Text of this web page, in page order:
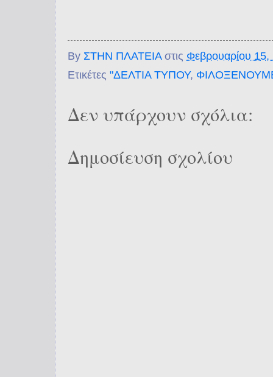
By ΣΤΗΝ ΠΛΑΤΕΙΑ στις Φεβρουαρίου 15,
Ετικέτες "ΔΕΛΤΙΑ ΤΥΠΟΥ,
Δεν υπάρχουν σχόλια:
Δημοσίευση σχολίου